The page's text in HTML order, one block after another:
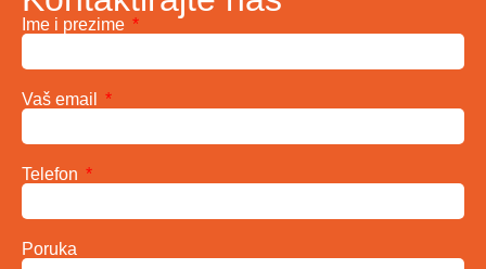
Ime i prezime
Vaš email
Telefon
Poruka